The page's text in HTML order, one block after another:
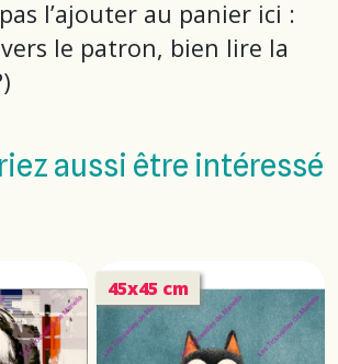
l’ajouter au panier ici :
le patron, bien lire la
aussi être intéressé
45x45 cm